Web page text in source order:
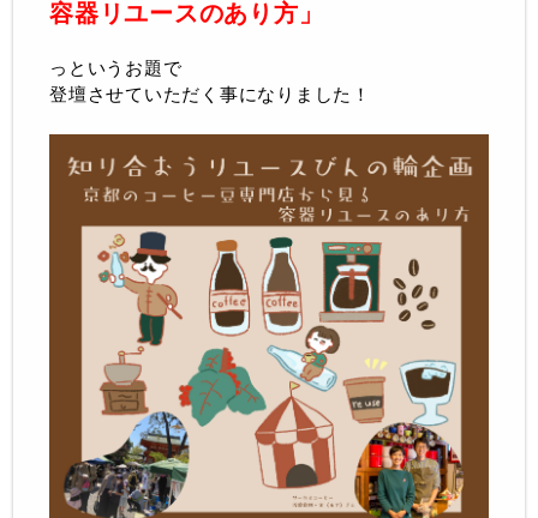
容器リユースのあり方」
っというお題で
登壇させていただく事になりました！